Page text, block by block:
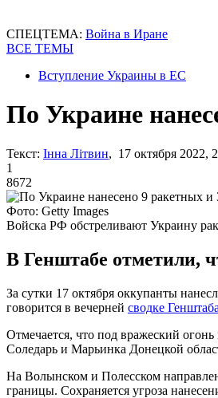
СПЕЦТЕМА: Война в Иране
ВСЕ ТЕМЫ
Вступление Украины в ЕС
По Украине
Текст: Інна Літвин, 17 октября 2022,
1
8672
Фото: Getty Images
Войска РФ обстреливают Украину
В Генштабе отметили,
За сутки 17 октября оккупанты
говорится в вечерней сводке Генштаба
Отмечается, что под вражеский
Соледарь и Марьинка Донецкой
На Волынском и Полесском
границы. Сохраняется угроза